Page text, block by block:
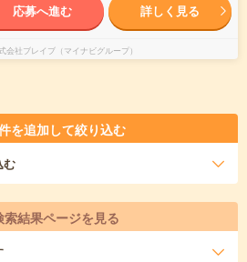
応募へ進む 詳しく見る
会社ブレイブ（マイナビグループ）
を追加して絞り込む
む
索結果ページを見る